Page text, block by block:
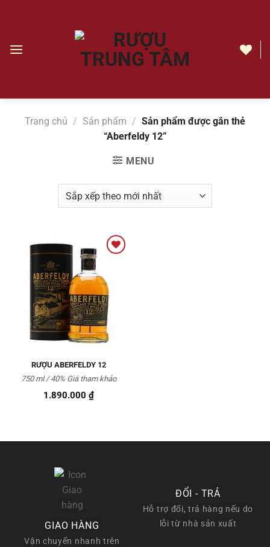
dungAberfeldy
Trung
Trang chủ / Sản phẩm / Sản phẩm được gắn thẻ
“Aberfeldy 12”
MENU
Thêm
vào
Yêu
thích
RƯỢU ABERFELDY 12
1.890.000₫
750 ml / 40% Giá tham khảo
GIAO HÀNG
Vận chuyển nhanh trên
ĐỔI - TRẢ
Hỗ trợ đổi, trả hàng nếu do
lỗi từ nhà sản xuất